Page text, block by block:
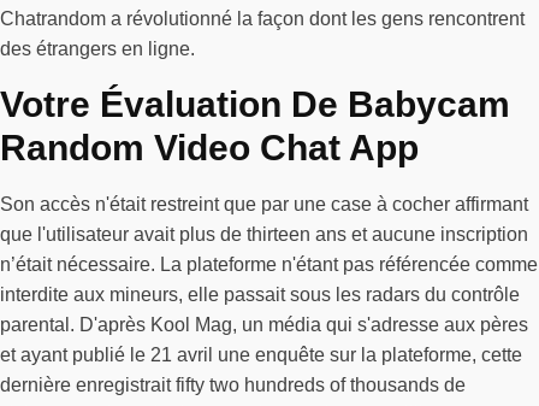
Chatrandom a révolutionné la façon dont les gens rencontrent
des étrangers en ligne.
Votre Évaluation De Babycam
Random Video Chat App
Son accès n'était restreint que par une case à cocher affirmant
que l'utilisateur avait plus de thirteen ans et aucune inscription
n’était nécessaire. La plateforme n'étant pas référencée comme
interdite aux mineurs, elle passait sous les radars du contrôle
parental. D'après Kool Mag, un média qui s'adresse aux pères
et ayant publié le 21 avril une enquête sur la plateforme, cette
dernière enregistrait fifty two hundreds of thousands de